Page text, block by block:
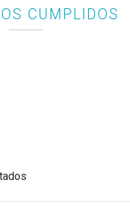
CUMPLIDOS